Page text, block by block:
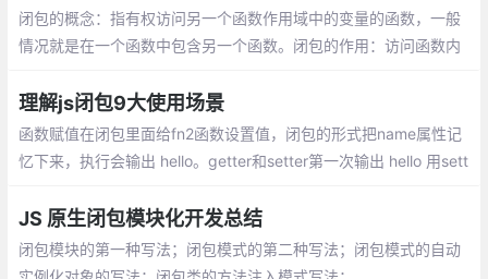
闭包的概念：指有权访问另一个函数作用域中的变量的函数，一般
情况就是在一个函数中包含另一个函数。闭包的作用：访问函数内
理解js闭包9大使用场景
函数赋值在闭包里面给fn2函数设置值，闭包的形式把name属性记
忆下来，执行会输出 hello。getter和setter第一次输出 hello 用sett
JS 原生闭包模块化开发总结
闭包模块的第一种写法；闭包模式的第二种写法；闭包模式的自动